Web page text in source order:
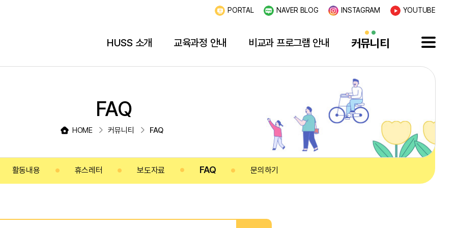
PORTAL NAVER BLOG INSTAGRAM YOUTUBE
HUSS 소개 교육과정 안내 비교과 프로그램 안내 커뮤니티
활동내용 휴스레터 보도자료 FAQ 문의하기
FAQ
HOME 커뮤니티 FAQ